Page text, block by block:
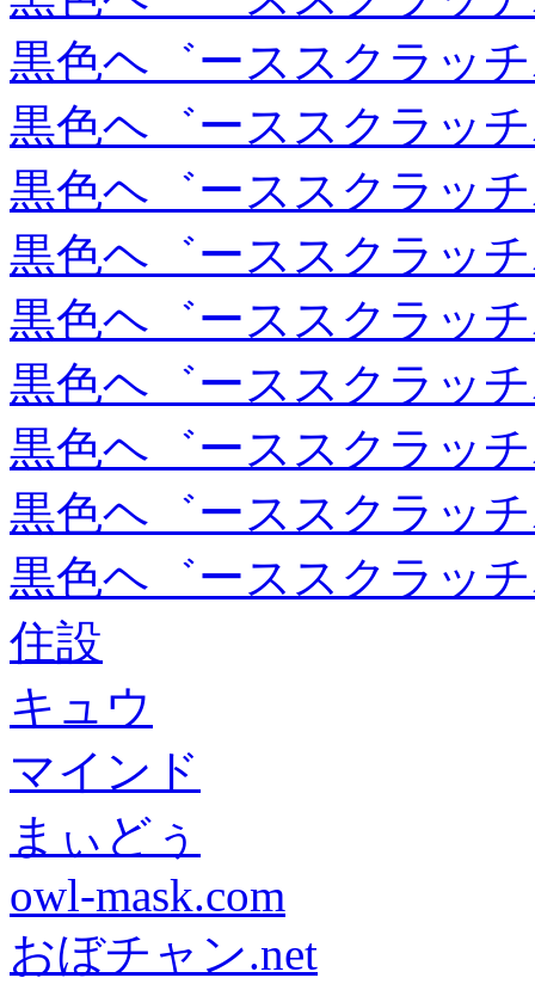
黒色ヘ゛ーススクラッ
黒色ヘ゛ーススクラッ
黒色ヘ゛ーススクラッ
黒色ヘ゛ーススクラッ
黒色ヘ゛ーススクラッ
黒色ヘ゛ーススクラッ
黒色ヘ゛ーススクラッ
黒色ヘ゛ーススクラッ
黒色ヘ゛ーススクラッ
住設
キュウ
マインド
まぃどぅ
owl-mask.com
おぼチャン.net